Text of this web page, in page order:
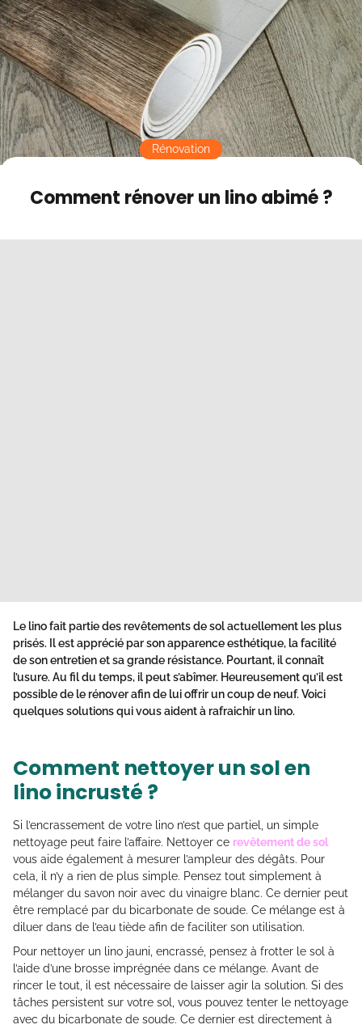
Contact
Mode sombre
Comment rénover un lino abimé ?
Rénovation
Le lino fait partie des revêtements de sol actuellement les plus
prisés. Il est apprécié par son apparence esthétique, la facilité
de son entretien et sa grande résistance. Pourtant, il connaît
l’usure. Au fil du temps, il peut s’abîmer. Heureusement qu’il est
possible de le rénover afin de lui offrir un coup de neuf. Voici
quelques solutions qui vous aident à rafraichir un lino.
Comment nettoyer un sol en
lino incrusté ?
Si l’encrassement de votre lino n’est que partiel, un simple
nettoyage peut faire l’affaire. Nettoyer ce revêtement de sol
vous aide également à mesurer l’ampleur des dégâts. Pour
cela, il n’y a rien de plus simple. Pensez tout simplement à
mélanger du savon noir avec du vinaigre blanc. Ce dernier peut
être remplacé par du bicarbonate de soude. Ce mélange est à
diluer dans de l’eau tiède afin de faciliter son utilisation.
Pour nettoyer un lino jauni, encrassé, pensez à frotter le sol à
l’aide d’une brosse imprégnée dans ce mélange. Avant de
rincer le tout, il est nécessaire de laisser agir la solution. Si des
tâches persistent sur votre sol, vous pouvez tenter le nettoyage
avec du bicarbonate de soude. Ce dernier est directement à